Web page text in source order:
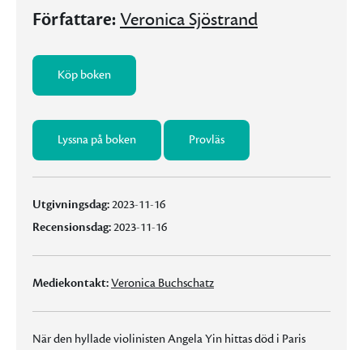
Författare:Veronica Sjöstrand
Köp boken
Lyssna på boken Provläs
Utgivningsdag:2023-11-16
Recensionsdag:2023-11-16
Mediekontakt:Veronica Buchschatz
När den hyllade violinisten Angela Yin hittas död i Paris